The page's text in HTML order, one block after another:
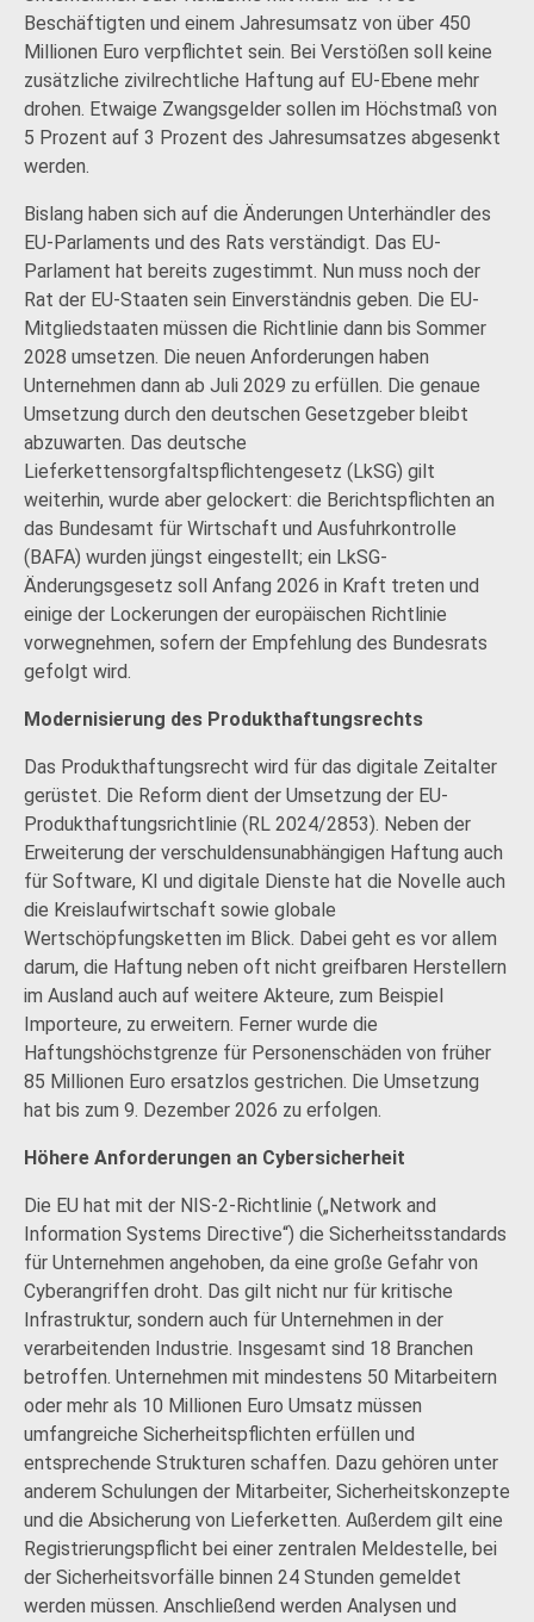
Beschäftigten und einem Jahresumsatz von über 450
Millionen Euro verpflichtet sein. Bei Verstößen soll keine
zusätzliche zivilrechtliche Haftung auf EU-Ebene mehr
drohen. Etwaige Zwangsgelder sollen im Höchstmaß von
5 Prozent auf 3 Prozent des Jahresumsatzes abgesenkt
werden.
Bislang haben sich auf die Änderungen Unterhändler des
EU-Parlaments und des Rats verständigt. Das EU-
Parlament hat bereits zugestimmt. Nun muss noch der
Rat der EU-Staaten sein Einverständnis geben. Die EU-
Mitgliedstaaten müssen die Richtlinie dann bis Sommer
2028 umsetzen. Die neuen Anforderungen haben
Unternehmen dann ab Juli 2029 zu erfüllen. Die genaue
Umsetzung durch den deutschen Gesetzgeber bleibt
abzuwarten. Das deutsche
Lieferkettensorgfaltspflichtengesetz (LkSG) gilt
weiterhin, wurde aber gelockert: die Berichtspflichten an
das Bundesamt für Wirtschaft und Ausfuhrkontrolle
(BAFA) wurden jüngst eingestellt; ein LkSG-
Änderungsgesetz soll Anfang 2026 in Kraft treten und
einige der Lockerungen der europäischen Richtlinie
vorwegnehmen, sofern der Empfehlung des Bundesrats
gefolgt wird.
Modernisierung des Produkthaftungsrechts
Das Produkthaftungsrecht wird für das digitale Zeitalter
gerüstet. Die Reform dient der Umsetzung der EU-
Produkthaftungsrichtlinie (RL 2024/2853). Neben der
Erweiterung der verschuldensunabhängigen Haftung auch
für Software, KI und digitale Dienste hat die Novelle auch
die Kreislaufwirtschaft sowie globale
Wertschöpfungsketten im Blick. Dabei geht es vor allem
darum, die Haftung neben oft nicht greifbaren Herstellern
im Ausland auch auf weitere Akteure, zum Beispiel
Importeure, zu erweitern. Ferner wurde die
Haftungshöchstgrenze für Personenschäden von früher
85 Millionen Euro ersatzlos gestrichen. Die Umsetzung
hat bis zum 9. Dezember 2026 zu erfolgen.
Höhere Anforderungen an Cybersicherheit
Die EU hat mit der NIS-2-Richtlinie („Network and
Information Systems Directive“) die Sicherheitsstandards
für Unternehmen angehoben, da eine große Gefahr von
Cyberangriffen droht. Das gilt nicht nur für kritische
Infrastruktur, sondern auch für Unternehmen in der
verarbeitenden Industrie. Insgesamt sind 18 Branchen
betroffen. Unternehmen mit mindestens 50 Mitarbeitern
oder mehr als 10 Millionen Euro Umsatz müssen
umfangreiche Sicherheitspflichten erfüllen und
entsprechende Strukturen schaffen. Dazu gehören unter
anderem Schulungen der Mitarbeiter, Sicherheitskonzepte
und die Absicherung von Lieferketten. Außerdem gilt eine
Registrierungspflicht bei einer zentralen Meldestelle, bei
der Sicherheitsvorfälle binnen 24 Stunden gemeldet
werden müssen. Anschließend werden Analysen und